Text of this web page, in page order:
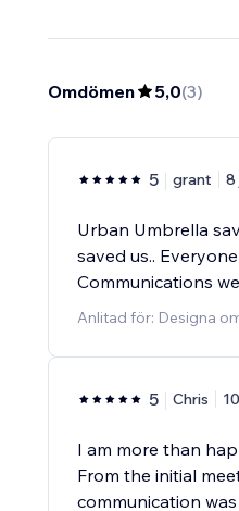
Omdömen 5,0(3)
5 grant 8
Urban Umbrella
saved us..
Communications
Anlitad för: Designa
5 Chris
I am more than
From the initial
communication